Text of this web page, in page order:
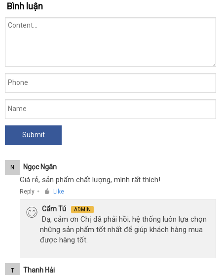
tín
trong
lớn.
Bình luận
N Ngọc Ngân
Giá rẻ, sản phẩm chất lượng, mình rất thích!
Reply ● Like
Cẩm Tú ADMIN
Dạ, cảm ơn Chị đã phải hồi, hệ thống luôn lựa chọn
những sản phẩm tốt nhất để giúp khách hàng mua
được hàng tốt.
T Thanh Hải